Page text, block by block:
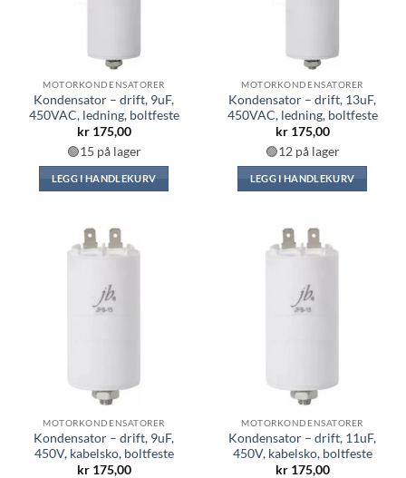
MOTORKONDENSATORER
Kondensator – drift, 9uF,
450VAC, ledning, boltfeste
kr175,00
🟢15 på lager
LEGG I HANDLEKURV
MOTORKONDENSATORER
Kondensator – drift, 13uF,
450VAC, ledning, boltfeste
kr175,00
🟢12 på lager
LEGG I HANDLEKURV
MOTORKONDENSATORER
Kondensator – drift, 9uF,
450V, kabelsko, boltfeste
kr175,00
MOTORKONDENSATORER
Kondensator – drift, 11uF,
450V, kabelsko, boltfeste
kr175,00